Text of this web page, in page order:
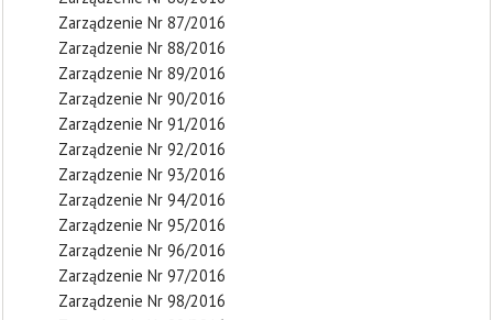
Zarządzenie Nr 87/2016
Zarządzenie Nr 88/2016
Zarządzenie Nr 89/2016
Zarządzenie Nr 90/2016
Zarządzenie Nr 91/2016
Zarządzenie Nr 92/2016
Zarządzenie Nr 93/2016
Zarządzenie Nr 94/2016
Zarządzenie Nr 95/2016
Zarządzenie Nr 96/2016
Zarządzenie Nr 97/2016
Zarządzenie Nr 98/2016